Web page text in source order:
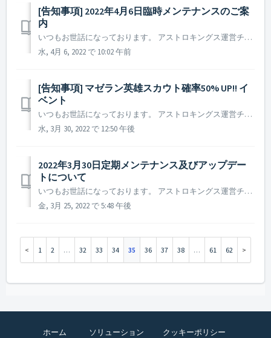
[告知事項] 2022年4月6日臨時メンテナンスのご案
内
いつもお世話になっております。 アストロキングス運営チームです。 一部の国のiOS環境において、ゲームロード画面でフリーズしてしまう現象が確認され、2022年4月6日11時から臨時メンテナンスを実施いたします。 ▶️ 2022年4月6日臨時メンテナンスについて - メンテナンス時間 :...
水, 4月 6, 2022 で 10:02 午前
[告知事項] マゼラン英雄スカウト確率50% UP!! イ
ベント
いつもお世話になっております。 アストロキングス運営チームです。 新規マゼラン英雄の発売を記念してマゼラン英雄をより簡単に獲得できるイベントを準備いたしました。 ▶️ マゼラン英雄スカウト確率50% UP!! イベント - イベント開催期間 : 2022年3月30日メンテナンス後 ~...
水, 3月 30, 2022 で 12:50 午後
2022年3月30日定期メンテナンス及びアップデー
トについて
いつもお世話になっております。 アストロキングス運営チームです。 2022年3月30日に実施予定の定期メンテナンス及びアップデート内容についてご案内いたします。 ※本告知は事前告知であり一部内容が変更となる場合がございます。その際は改めてご案内させていただく予定です。 ▶ ...
金, 3月 25, 2022 で 5:48 午後
1 2 … 32 33 34 35 36 37 38 … 61 62
ホーム ソリューション クッキーポリシー